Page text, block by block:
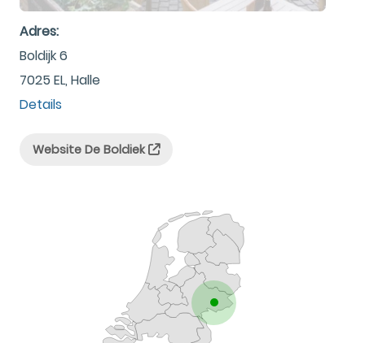
Adres:
Boldijk 6
7025 EL, Halle
Details
Website De Boldiek